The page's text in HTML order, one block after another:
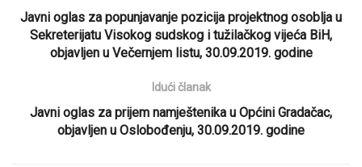
Javni oglas za popunjavanje pozicija projektnog osoblja u
Sekreterijatu Visokog sudskog i tužilačkog vijeća BiH,
objavljen u Večernjem listu, 30.09.2019. godine
Idući članak
Javni oglas za prijem namještenika u Općini Gradačac,
objavljen u Oslobođenju, 30.09.2019. godine